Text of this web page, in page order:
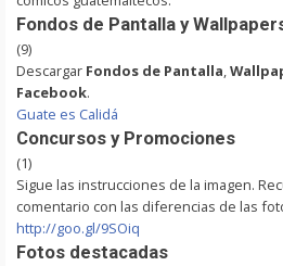
Fondos de Pantalla y
(9)
Descargar Fondos de Pantalla,
Facebook.
Guate es Calidá
Concursos y Promociones
(1)
Sigue las instrucciones de la imagen.
comentario con las diferencias de las
http://goo.gl/9SOiq
Fotos destacadas